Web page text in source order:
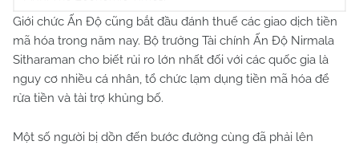
Giới chức Ấn Độ cũng bắt đầu đánh thuế các giao dịch tiền
mã hóa trong năm nay. Bộ trưởng Tài chính Ấn Độ Nirmala
Sitharaman cho biết rủi ro lớn nhất đối với các quốc gia là
nguy cơ nhiều cá nhân, tổ chức lạm dụng tiền mã hóa để
rửa tiền và tài trợ khủng bố.
Một số người bị dồn đến bước đường cùng đã phải lên